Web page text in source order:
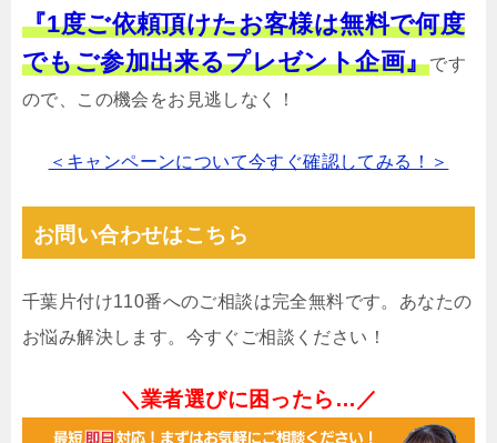
『1度ご依頼頂けたお客様は無料で何度
でもご参加出来るプレゼント企画』です
ので、この機会をお見逃しなく！
＜キャンペーンについて今すぐ確認してみる！＞
お問い合わせはこちら
千葉片付け110番へのご相談は完全無料です。あなたの
お悩み解決します。今すぐご相談ください！
＼業者選びに困ったら…／